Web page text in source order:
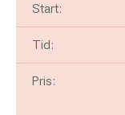
Start:
Tid:
Pris: